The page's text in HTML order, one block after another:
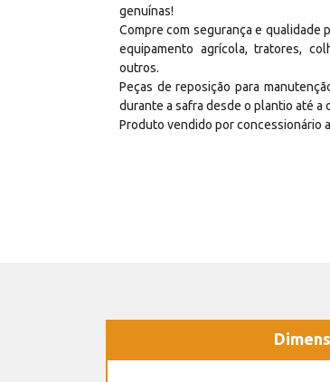
genuínas!
Compre com segurança e qualidade
equipamento agrícola, tratores,
outros.
Peças de reposição para
durante a safra desde o plantio até a
Produto vendido por concessionário